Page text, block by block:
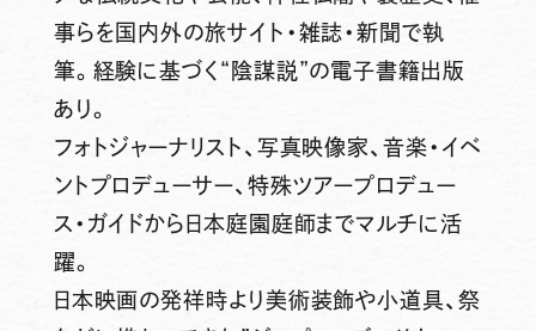
事らを国内外の旅サイト・雑誌・新聞で執
筆。経験に基づく“陰謀説”の電子書籍出版
あり。
フォトジャーナリスト、写真映像家、音楽・イベ
ントプロデューサー、特殊ツアープロデュー
ス・ガイドから日本庭園庭師までマルチに活
躍。
日本映画の発祥時より美術装飾や小道具、祭